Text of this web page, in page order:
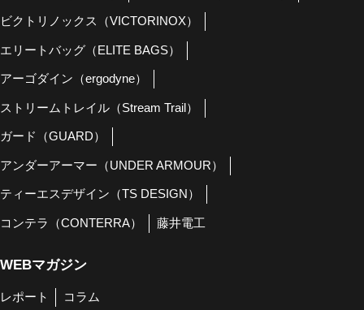
ビクトリノックス（VICTORINOX）
エリートバッグ（ELITE BAGS）
アーゴダイン（ergodyne）
ストリームトレイル（Stream Trail）
ガード（GUARD）
アンダーアーマー（UNDER ARMOUR）
ティーエスデザイン（TS DESIGN）
コンテラ（CONTERRA） 藤井電工
WEBマガジン
レポート コラム